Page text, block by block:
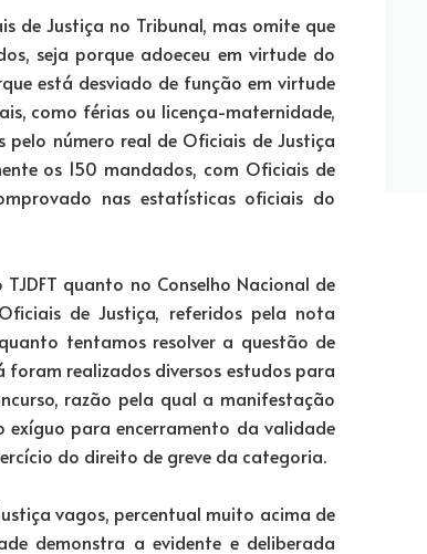
de Justiça no Tribunal, mas omite que
seja porque adoeceu em virtude do
está desviado de função em virtude
como férias ou licença-maternidade,
número real de Oficiais de Justiça
os 150 mandados, com Oficiais de
nas estatísticas oficiais do
quanto no Conselho Nacional de
de Justiça, referidos pela nota
tentamos resolver a questão de
realizados diversos estudos para
razão pela qual a manifestação
exíguo para encerramento da validade
do direito de greve da categoria.
vagos, percentual muito acima de
demonstra a evidente e deliberada